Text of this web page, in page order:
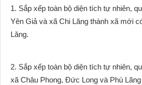
1. Sắp xếp toàn bộ diện tích tự nhiên,
Yên Giả và xã Chi Lăng thành xã mới
Lăng.
2. Sắp xếp toàn bộ diện tích tự nhiên,
xã Châu Phong, Đức Long và Phù